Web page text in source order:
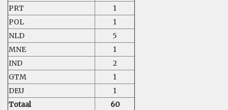
PRT
1
POL
1
NLD
5
MNE
1
IND
2
GTM
1
DEU
1
Totaal
60